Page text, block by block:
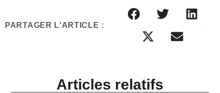
PARTAGER L'ARTICLE :
Articles relatifs